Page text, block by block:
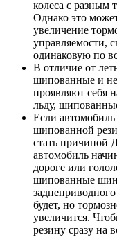
колеса с разным
Однако это
увеличение
управляемости,
одинаковую по
В отличие от
шипованные и
проявляют себя
льду,
Если
шипованной
стать причиной
автомобиль
дороге или
шипованные
будет, но
увеличится.
резину сразу на